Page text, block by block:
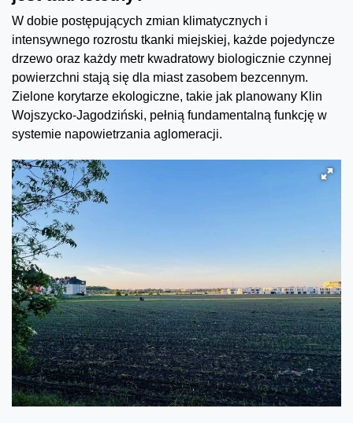
W dobie postępujących zmian klimatycznych i
intensywnego rozrostu tkanki miejskiej, każde pojedyncze
drzewo oraz każdy metr kwadratowy biologicznie czynnej
powierzchni stają się dla miast zasobem bezcennym.
Zielone korytarze ekologiczne, takie jak planowany Klin
Wojszycko-Jagodziński, pełnią fundamentalną funkcję w
systemie napowietrzania aglomeracji.